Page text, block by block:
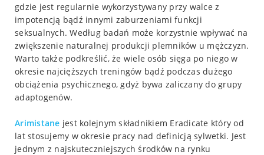
gdzie jest regularnie wykorzystywany przy walce z
impotencją bądź innymi zaburzeniami funkcji
seksualnych. Według badań może korzystnie wpływać na
zwiększenie naturalnej produkcji plemników u mężczyzn.
Warto także podkreślić, że wiele osób sięga po niego w
okresie najcięższych treningów bądź podczas dużego
obciążenia psychicznego, gdyż bywa zaliczany do grupy
adaptogenów.
Arimistane jest kolejnym składnikiem Eradicate który od
lat stosujemy w okresie pracy nad definicją sylwetki. Jest
jednym z najskuteczniejszych środków na rynku